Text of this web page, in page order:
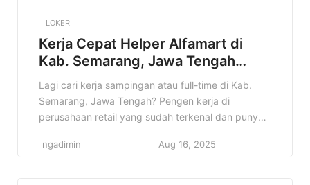
LOKER
Kerja Cepat Helper Alfamart di
Kab. Semarang, Jawa Tengah
Terbaru Tahun 2025
Lagi cari kerja sampingan atau full-time di Kab.
Semarang, Jawa Tengah? Pengen kerja di
perusahaan retail yang sudah terkenal dan punya
Alfamart di Kab. Semarang, Jawa Tengah ini bisa
ngadimin Aug 16, 2025